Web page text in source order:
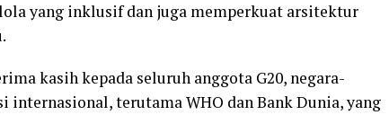
yang inklusif dan juga memperkuat arsitektur
kasih kepada seluruh anggota G20, negara-
internasional, terutama WHO dan Bank Dunia, yang